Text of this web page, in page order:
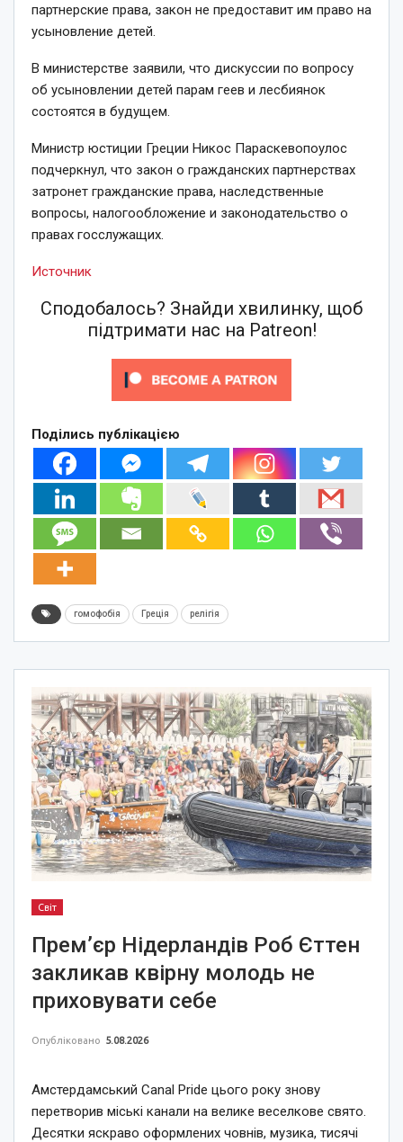
партнерские права, закон не предоставит им право на
усыновление детей.
В министерстве заявили, что дискуссии по вопросу
об усыновлении детей парам геев и лесбиянок
состоятся в будущем.
Министр юстиции Греции Никос Параскевопоулос
подчеркнул, что закон о гражданских партнерствах
затронет гражданские права, наследственные
вопросы, налогообложение и законодательство о
правах госслужащих.
Источник
Сподобалось? Знайди хвилинку, щоб
підтримати нас на Patreon!
Поділись публікацією
гомофобія Греція релігія
Світ
Прем’єр Нідерландів Роб Єттен
закликав квірну молодь не
приховувати себе
Опубліковано 5.08.2026
Амстердамський Canal Pride цього року знову
перетворив міські канали на велике веселкове свято.
Десятки яскраво оформлених човнів, музика, тисячі